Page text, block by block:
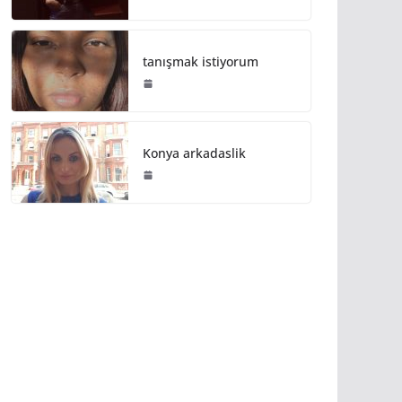
tanışmak istiyorum
Konya arkadaslik